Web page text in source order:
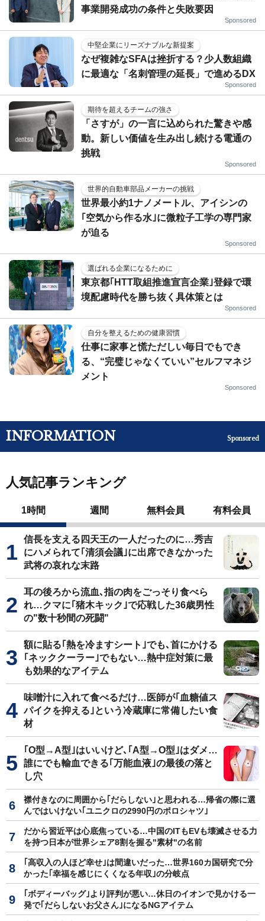
事業開発成功の条件と失敗要因
Sponsored
中堅企業にリーズナブルな新提案
なぜ複雑なSFAは挫折する？少人数組織
に最適な「名刺管理の延長」で進めるDX
Sponsored
期待を超えるチームの強さ
「さすが」の一言に込められた驚きや感
動。新しい価値を生み出し続ける電通の
挑戦
Sponsored
世界的自動車部品メーカーの挑戦
世界最小約1ナノメートル、アイシンの
｢空気から作る水｣に微粒子工学の専門家
が迫る
Sponsored
選ばれる企業になるために
東京都｢HTT取組推進宣言企業｣登録で環
境配慮時代を勝ち抜く具体策とは
Sponsored
自分を整えるための健康習慣
仕事に家事と慌ただしい毎日でもでき
る、“完璧じゃなくていい”セルフマネジ
メント
Sponsored
INFORMATION Sponsored
人気記事ランキング
1時間 週間 無料会員 有料会員
信長を支える四天王の一人だったのに…秀吉
にハメられて｢清須会議｣に出席できなかった
武将の哀れな末路
耳の後ろから流血､指の肉をごっそり食べら
れ…クマに｢猪木キック｣で応戦した36歳男性
の"数十秒間の死闘"
額に貼る｢熱を冷ますシート｣でも､首にかける
｢ネッククーラー｣でもない…熱中症対策に最
も効果的なアイテム
味噌汁に入れて食べるだけ…医師が｢血糖値ス
パイクを抑える｣という冷蔵庫に常備したい食
材
｢O型→A型｣はいいけど､｢A型→O型｣はダメ…
誰にでも輸血できる｢万能血液｣の最後の落と
し穴
襟付きなのに周囲から｢だらしない｣と思われる…帰省の際に選
んではいけない｢ユニクロの2990円のポロシャツ｣
だから習近平は心底焦っている…中国のITもEVも壊滅させる力
を持つ日本が世界シェア8割を握る"素材"の名前
｢高収入の人ほど幸せ｣は間違いだった…世界160カ国研究で分
かった｢幸福を感じにくくなる年収｣の分岐点
｢ボディーバッグ｣より評判が悪い…休日のイオンで見かける一
発で｢だらしないお父さん｣になるNGアイテム